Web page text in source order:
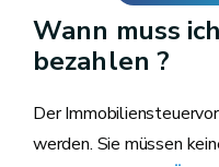
Wann muss
bezahlen ?
Der
werden. Sie müssen